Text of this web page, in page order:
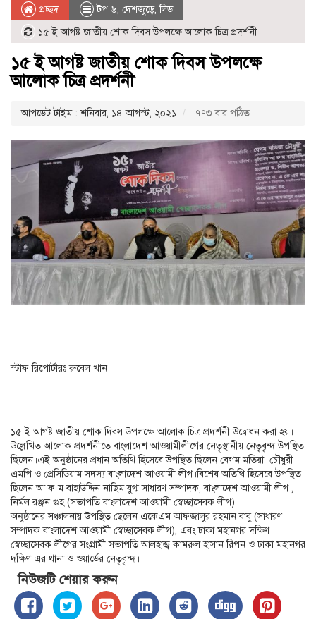
প্রচ্ছদ টপ ৬, দেশজুড়ে,লিড
১৫ ই আগষ্ট জাতীয় শোক দিবস উপলক্ষে আলোক চিত্র প্রদর্শনী
১৫ ই আগষ্ট জাতীয় শোক দিবস উপলক্ষে
আলোক চিত্র প্রদর্শনী
আপডেট টাইম : শনিবার, ১৪ আগস্ট, ২০২১ ৭৭৩ বার পঠিত
স্টাফ রিপোর্টারঃ রুবেল খান
১৫ ই আগষ্ট জাতীয় শোক দিবস উপলক্ষে আলোক চিত্র প্রদর্শনী উদ্বোধন করা হয়।
উল্লেখিত আলোক প্রদর্শনীতে বাংলাদেশ আওয়ামীলীগের নেতৃস্থানীয় নেতৃবৃন্দ উপস্থিত
ছিলেন।এই অনুষ্ঠানের প্রধান অতিথি হিসেবে উপস্থিত ছিলেন বেগম মতিয়া চৌধুরী
এমপি ও প্রেসিডিয়াম সদস্য বাংলাদেশ আওয়ামী লীগ।বিশেষ অতিথি হিসেবে উপস্থিত
ছিলেন আ ফ ম বাহাউদ্দিন নাছিম যুগ্ম সাধারণ সম্পাদক, বাংলাদেশ আওয়ামী লীগ ,
নির্মল রঞ্জন গুহ (সভাপতি বাংলাদেশ আওয়ামী স্বেচ্ছাসেবক লীগ)
অনুষ্ঠানের সঞ্চালনায় উপস্থিত ছেলেন একেএম আফজালুর রহমান বাবু (সাধারণ
সম্পাদক বাংলাদেশ আওয়ামী স্বেচ্ছাসেবক লীগ), এবং ঢাকা মহানগর দক্ষিণ
স্বেচ্ছাসেবক লীগের সংগ্রামী সভাপতি আলহাজ্ব কামরুল হাসান রিপন ও ঢাকা মহানগর
দক্ষিণ এর থানা ও ওয়ার্ডের নেতৃবৃন্দ।
নিউজটি শেয়ার করুন